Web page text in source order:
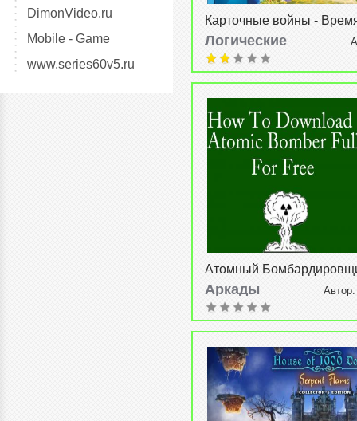
DimonVideo.ru
Mobile - Game
www.series60v5.ru
Карточные войны -
приключений (Card Wars
Time) v1.4.0
Логические
27-08-2015, 21:33
Атомный
Bomber) v8.5
Аркады
08-2015, 21:24